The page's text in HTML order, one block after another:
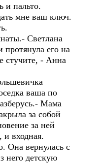
и пальто.
мне ваш ключ.
Светлана
его на
стучите, - Анна
ваша по
Мама
за собой
за ней
и входная.
Она вернулась с
него детскую